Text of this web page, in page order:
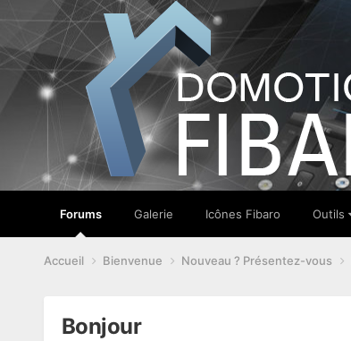
Forums Galerie Icônes Fibaro Outils
Accueil Bienvenue Nouveau ? Présentez-vous
Bonjour